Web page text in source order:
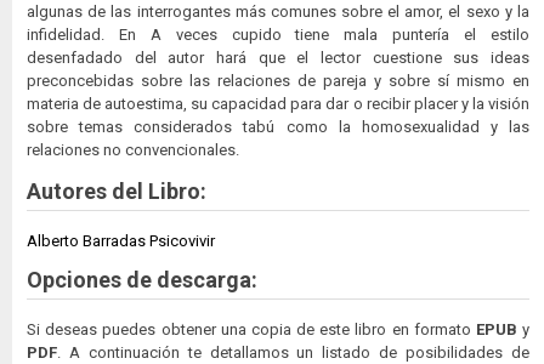
algunas de las interrogantes más comunes sobre el amor, el sexo y la
infidelidad. En A veces cupido tiene mala puntería el estilo
desenfadado del autor hará que el lector cuestione sus ideas
preconcebidas sobre las relaciones de pareja y sobre sí mismo en
materia de autoestima, su capacidad para dar o recibir placer y la visión
sobre temas considerados tabú como la homosexualidad y las
relaciones no convencionales.
Autores del Libro:
Alberto Barradas Psicovivir
Opciones de descarga:
Si deseas puedes obtener una copia de este libro en formato EPUB y
PDF . A continuación te detallamos un listado de posibilidades de